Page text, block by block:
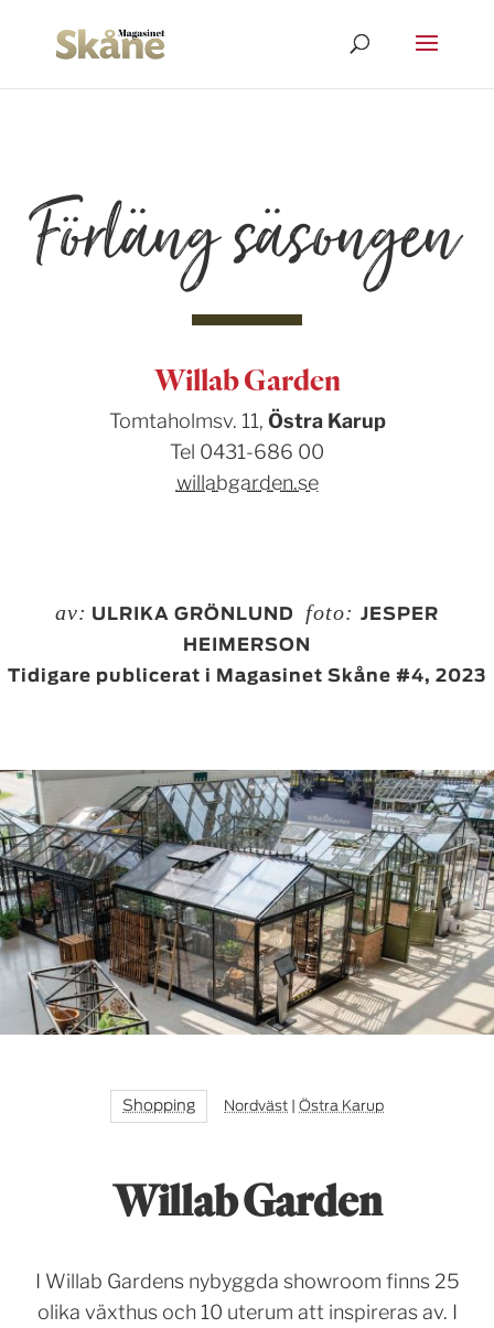
Förläng säsongen
Willab Garden
Tomtaholmsv. 11, Östra Karup
Tel 0431-686 00
willabgarden.se
av: ULRIKA GRÖNLUND foto: JESPER
HEIMERSON
Tidigare publicerat i Magasinet Skåne #4, 2023
Shopping Nordväst Östra Karup
Willab Garden
I Willab Gardens nybyggda showroom finns 25
olika växthus och 10 uterum att inspireras av. I